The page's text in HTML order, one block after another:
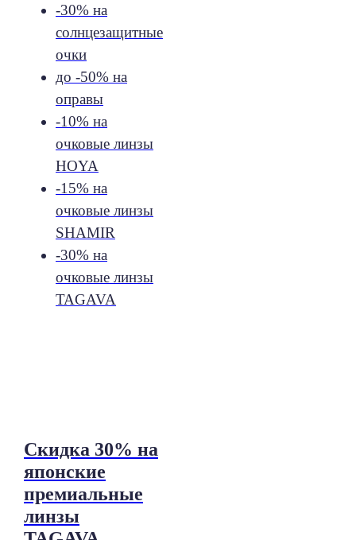
-30% на
солнцезащитные
очки
до -50% на
оправы
-10% на
очковые линзы
HOYA
-15% на
очковые линзы
SHAMIR
-30% на
очковые линзы
TAGAVA
Скидка 30% на
японские
премиальные
линзы